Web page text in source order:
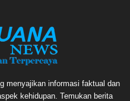
menyajikan informasi faktual dan
kehidupan. Temukan berita